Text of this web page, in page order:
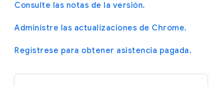
Consulte las notas de la versión.
Administre las actualizaciones de Chrome.
Regístrese para obtener asistencia pagada.